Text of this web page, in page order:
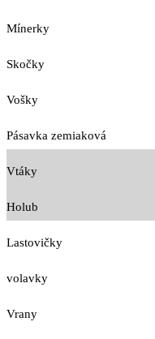
Mínerky
Skočky
Vošky
Pásavka zemiaková
Vtáky
Holub
Lastovičky
volavky
Vrany